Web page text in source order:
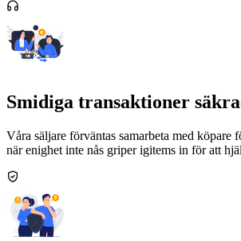
Smidiga transaktioner
Våra säljare förväntas samarbeta med köpare
när enighet inte nås griper igitems in för att